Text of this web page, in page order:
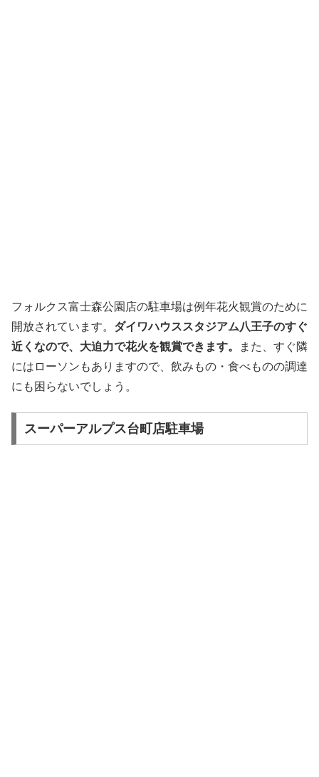
フォルクス富士森公園店の駐車場は例年花火観賞のために
開放されています。 ダイワハウススタジアム八王子のすぐ
近くなので、大迫力で花火を観賞できます。
また、すぐ隣
にはローソンもありますので、飲みもの・食べものの調達
にも困らないでしょう。
スーパーアルプス台町店駐車場